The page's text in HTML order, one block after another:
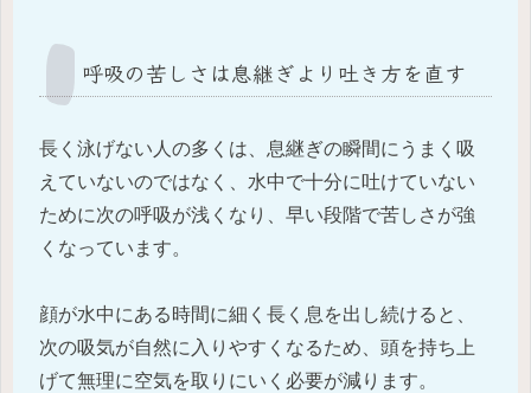
呼吸の苦しさは息継ぎより吐き方を直す
長く泳げない人の多くは、息継ぎの瞬間にうまく吸
えていないのではなく、水中で十分に吐けていない
ために次の呼吸が浅くなり、早い段階で苦しさが強
くなっています。
顔が水中にある時間に細く長く息を出し続けると、
次の吸気が自然に入りやすくなるため、頭を持ち上
げて無理に空気を取りにいく必要が減ります。